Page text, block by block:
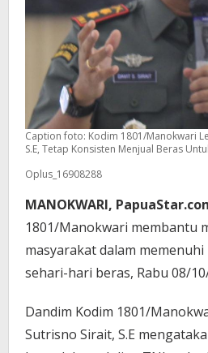
Caption foto: Kodim 1801/Manokwari
S.E, Tetap Konsisten Menjual Beras
Oplus_16908288
MANOKWARI,
1801/Manokwari membantu
masyarakat dalam
sehari-hari beras, Rabu 08/
‎‎Dandim Kodim 1801/
Sutrisno Sirait, S.E